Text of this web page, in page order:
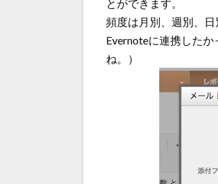
とができます。
頻度は月別、週別、
Evernoteに連携した
ね。）